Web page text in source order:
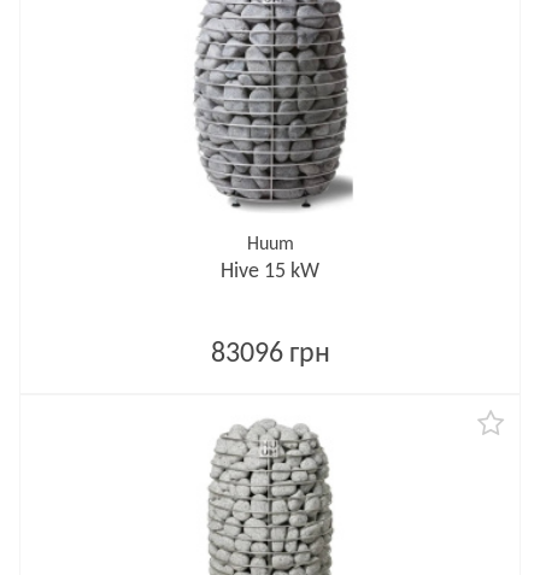
Huum
Hive 15 kW
83096 грн